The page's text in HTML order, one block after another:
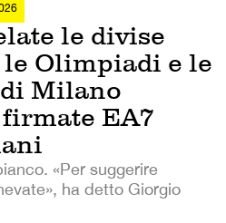
le divise
Olimpiadi e le
Milano
EA7
«Per suggerire
ha detto Giorgio